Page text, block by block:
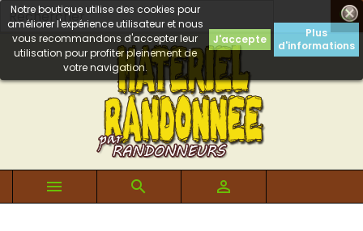

Notre boutique utilise des cookies pour
améliorer l'expérience utilisateur et nous
vous recommandons d'accepter leur
utilisation pour profiter pleinement de
votre navigation.
J'accepte
Plus
d'informations
  